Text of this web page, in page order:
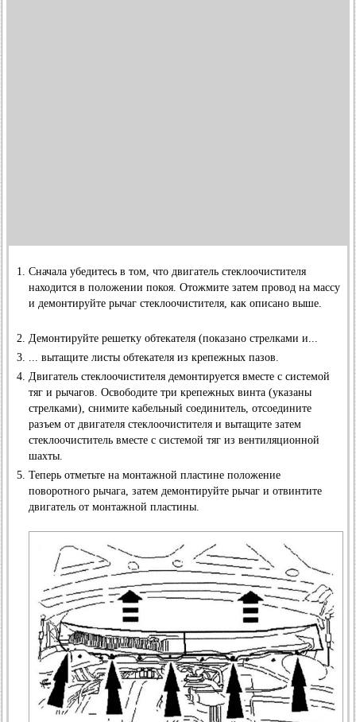
Сначала убедитесь в том, что двигатель стеклоочистителя
находится в положении покоя. Отожмите затем провод на массу
и демонтируйте рычаг стеклоочистителя, как описано выше.
Демонтируйте решетку обтекателя (показано стрелками и...
... вытащите листы обтекателя из крепежных пазов.
Двигатель стеклоочистителя демонтируется вместе с системой
тяг и рычагов. Освободите три крепежных винта (указаны
стрелками), снимите кабельный соединитель, отсоедините
разъем от двигателя стеклоочистителя и вытащите затем
стеклоочиститель вместе с системой тяг из вентиляционной
шахты.
Теперь отметьте на монтажной пластине положение
поворотного рычага, затем демонтируйте рычаг и отвинтите
двигатель от монтажной пластины.